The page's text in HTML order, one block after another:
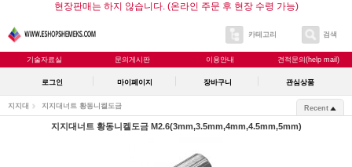
현장판매는 하지 않습니다. (온라인 주문 후 현장 수령 가능)
카테고리 검색
기술자료실 문의게시판 이용안내 견적문의(help mail)
로그인 마이페이지 장바구니 관심상품
지지대 지지대너트 황동니켈도금 Recent
지지대너트 황동니켈도금 M2.6(3mm,3.5mm,4mm,4.5mm,5mm)